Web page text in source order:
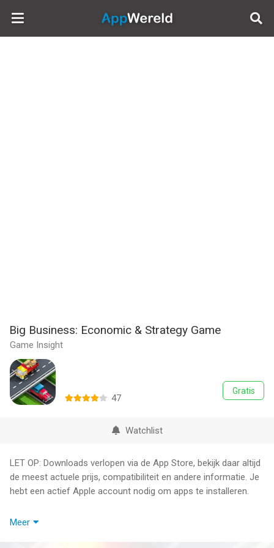
AppWereld
Big Business: Economic & Strategy Game
Game Insight
Gratis
47
Watchlist
LET OP: Downloads verlopen via de App Store, bekijk daar altijd
de meest actuele prijs, compatibiliteit en andere informatie. Je
hebt een actief Apple account nodig om apps te installeren.
The amazing next-gen economic strategy game for true-born
Meer